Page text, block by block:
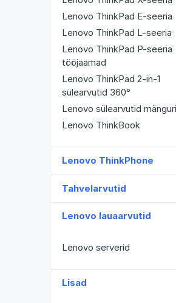
Lenovo ThinkPad E-seeria
Lenovo ThinkPad L-seeria
Lenovo ThinkPad P-seeria
tööjaamad
Lenovo ThinkPad 2-in-1
sülearvutid 360°
Lenovo sülearvutid
Lenovo ThinkBook
Lenovo ThinkPhone
Tahvelarvutid
Lenovo lauaarvutid
Lenovo serverid
Lisad